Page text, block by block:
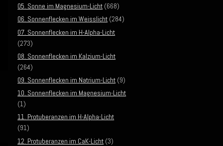
05. Sonne im Magnesium-Licht (668)
06. Sonnenflecken im Weisslicht (284)
07. Sonnenflecken im H-Alpha-Licht
(273)
08. Sonnenflecken im Kalzium-Licht
(264)
09. Sonnenflecken im Natrium-Licht (9)
10. Sonnenflecken im Magnesium-Licht
(1)
11. Protuberanzen im H-Alpha-Licht
(91)
12. Protuberanzen im CaK-Licht (3)